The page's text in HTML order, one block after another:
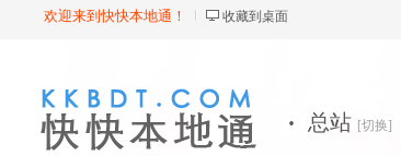
欢迎来到快快本地通！ 收藏到桌面
· 总站 [切换]